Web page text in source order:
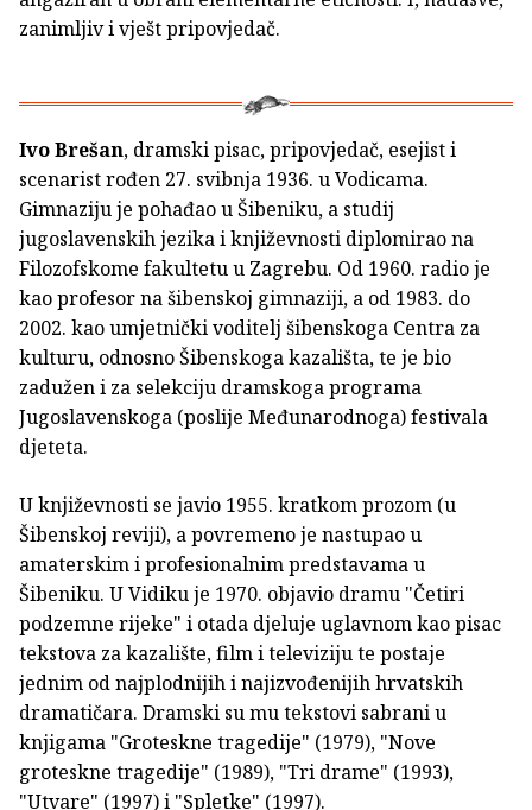
zanimljiv i vješt pripovjedač.
Ivo Brešan, dramski pisac, pripovjedač, esejist i
scenarist rođen 27. svibnja 1936. u Vodicama.
Gimnaziju je pohađao u Šibeniku, a studij
jugoslavenskih jezika i književnosti diplomirao na
Filozofskome fakultetu u Zagrebu. Od 1960. radio je
kao profesor na šibenskoj gimnaziji, a od 1983. do
2002. kao umjetnički voditelj šibenskoga Centra za
kulturu, odnosno Šibenskoga kazališta, te je bio
zadužen i za selekciju dramskoga programa
Jugoslavenskoga (poslije Međunarodnoga) festivala
djeteta.
U književnosti se javio 1955. kratkom prozom (u
Šibenskoj reviji), a povremeno je nastupao u
amaterskim i profesionalnim predstavama u
Šibeniku. U Vidiku je 1970. objavio dramu "Četiri
podzemne rijeke" i otada djeluje uglavnom kao pisac
tekstova za kazalište, film i televiziju te postaje
jednim od najplodnijih i najizvođenijih hrvatskih
dramatičara. Dramski su mu tekstovi sabrani u
knjigama "Groteskne tragedije" (1979), "Nove
groteskne tragedije" (1989), "Tri drame" (1993),
"Utvare" (1997) i "Spletke" (1997).